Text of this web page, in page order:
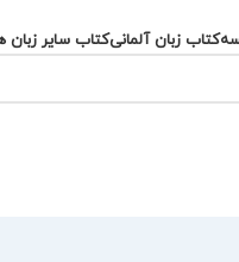
کتاب زبان آلمانیکتاب سایر زبان